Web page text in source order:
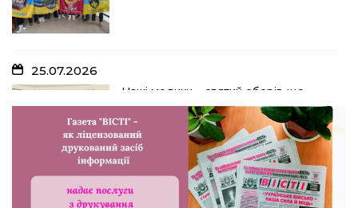
25.07.2026
Наші медики – святий оберіг, що
дарує надію, турботу і здоров’я
24.07.2026
Попри примхи погоди – з вірою в